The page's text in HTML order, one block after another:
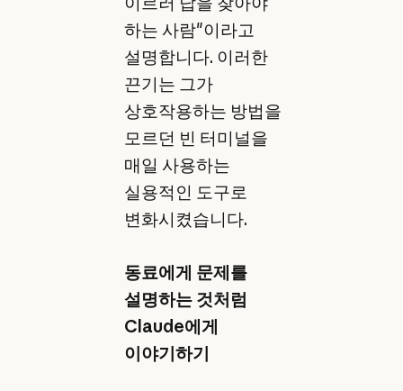
하는 사람"이라고
설명합니다. 이러한
끈기는 그가
상호작용하는 방법을
모르던 빈 터미널을
매일 사용하는
실용적인 도구로
변화시켰습니다.
동료에게 문제를
설명하는 것처럼
Claude에게
이야기하기